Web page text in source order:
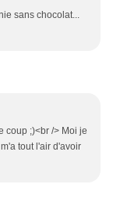
sans chocolat...
coup ;)<br /> Moi je
tout l'air d'avoir